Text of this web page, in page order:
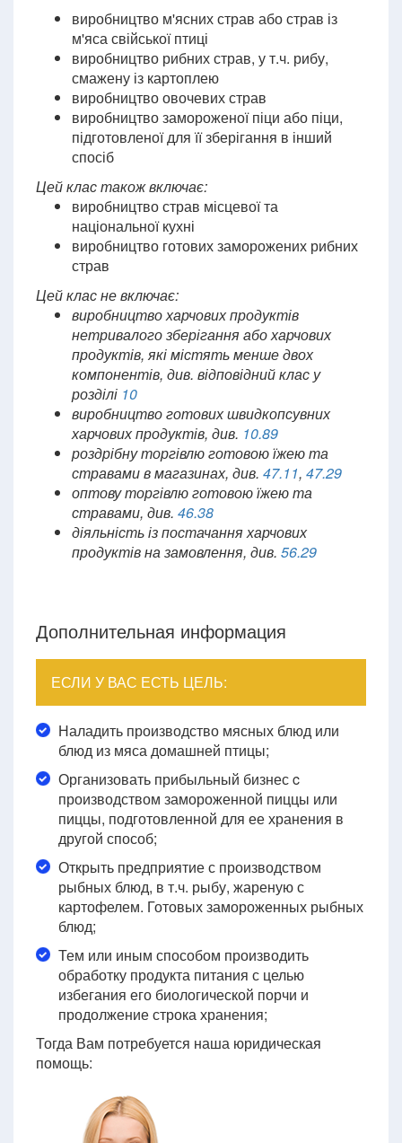
виробництво м'ясних страв або страв із
м'яса свійської птиці
виробництво рибних страв, у т.ч. рибу,
смажену із картоплею
виробництво овочевих страв
виробництво замороженої піци або піци,
підготовленої для її зберігання в інший
спосіб
Цей клас також включає:
виробництво страв місцевої та
національної кухні
виробництво готових заморожених рибних
страв
Цей клас не включає:
виробництво харчових продуктів
нетривалого зберігання або харчових
продуктів, які містять менше двох
компонентів, див. відповідний клас у
розділі 10
виробництво готових швидкопсувних
харчових продуктів, див. 10.89
роздрібну торгівлю готовою їжею та
стравами в магазинах, див. 47.11, 47.29
оптову торгівлю готовою їжею та
стравами, див. 46.38
діяльність із постачання харчових
продуктів на замовлення, див. 56.29
Дополнительная информация
ЕСЛИ У ВАС ЕСТЬ ЦЕЛЬ:
Наладить производство мясных блюд или
блюд из мяса домашней птицы;
Организовать прибыльный бизнес c
производством замороженной пиццы или
пиццы, подготовленной для ее хранения в
другой способ;
Открыть предприятие с производством
рыбных блюд, в т.ч. рыбу, жареную с
картофелем. Готовых замороженных рыбных
блюд;
Тем или иным способом производить
обработку продукта питания с целью
избегания его биологической порчи и
продолжение строка хранения;
Тогда Вам потребуется наша юридическая
помощь: